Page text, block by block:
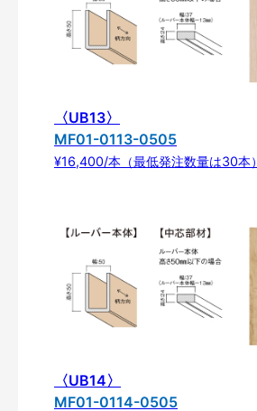
〈UB13〉
MF01-0113-0505
¥16,400/本（最低発注数量は30本）
〈UB14〉
MF01-0114-0505